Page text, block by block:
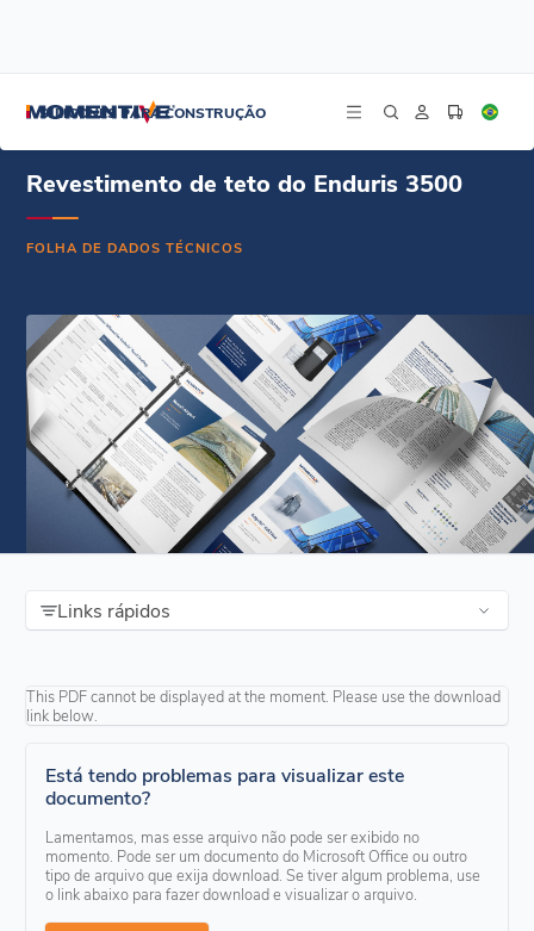
SILICONES PARA CONSTRUÇÃO
Revestimento para telhados Enduris 3500 - Ficha técnica - Espanhol
Revestimento de teto do Enduris 3500
FOLHA DE DADOS TÉCNICOS
Links rápidos
This PDF cannot be displayed at the moment. Please use the download
link below.
Está tendo problemas para visualizar este
documento?
Lamentamos, mas esse arquivo não pode ser exibido no
momento. Pode ser um documento do Microsoft Office ou outro
tipo de arquivo que exija download. Se tiver algum problema, use
o link abaixo para fazer download e visualizar o arquivo.